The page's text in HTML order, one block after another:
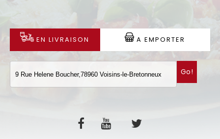
VOTRE COMPTE
NOTRE RESTAURANT
VOS AVIS
EN LIVRAISON A EMPORTER
Go!